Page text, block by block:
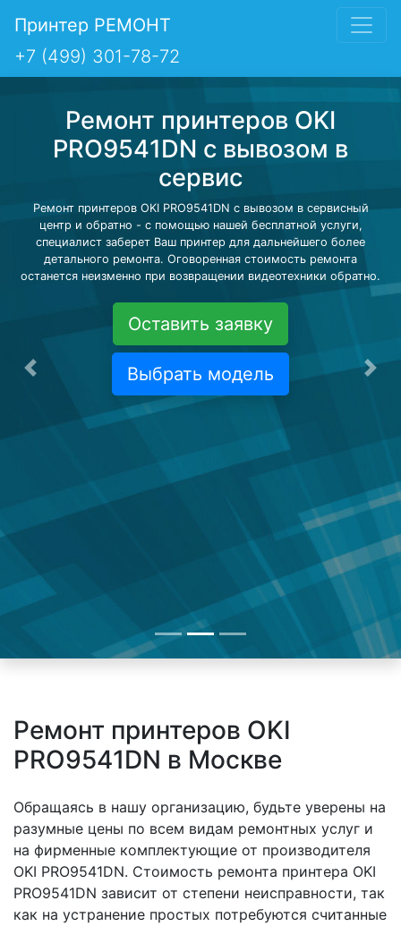
Принтер РЕМОНТ
+7 (499) 301-78-72
Ремонт принтеров OKI
PRO9541DN с вывозом в
сервис
Ремонт принтеров OKI PRO9541DN с вывозом в сервисный
центр и обратно - с помощью нашей бесплатной услуги,
специалист заберет Ваш принтер для дальнейшего более
детального ремонта. Оговоренная стоимость ремонта
останется неизменно при возвращении видеотехники обратно.
Оставить заявку
Выбрать модель
Предыдущая
Ремонт принтеров OKI
PRO9541DN в Москве
Обращаясь в нашу организацию, будьте уверены на
разумные цены по всем видам ремонтных услуг и
на фирменные комплектующие от производителя
OKI PRO9541DN. Стоимость ремонта принтера OKI
PRO9541DN зависит от степени неисправности, так
как на устранение простых потребуются считанные